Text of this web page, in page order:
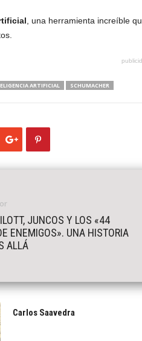
, una herramienta increíble
ARTIFICIAL SCHUMACHER
JUNCOS Y LOS «44
ENEMIGOS». UNA HISTORIA
ALLÁ
Carlos Saavedra